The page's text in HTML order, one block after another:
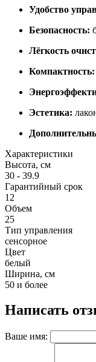
Удобство
Безопасность:
Лёгкость
Компактность:
Эстетика:
Характеристики
Высота, см
30 - 39.9
Гарантийный срок
12
Объем
25
Тип управления
сенсорное
Цвет
белый
Ширина, см
50 и более
Написать
Ваше имя: